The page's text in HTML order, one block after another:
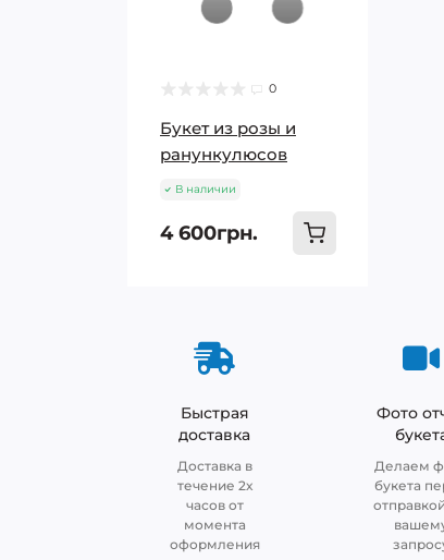
0
Букет из розы и
ранункулюсов
В наличии
4 600грн.
Быстрая
доставка
Доставка в
течение 2х
часов от
момента
оформления
Фото
Делаем
букета